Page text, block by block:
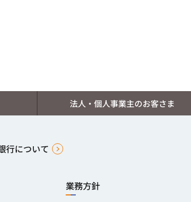
法人・個人事業主のお客さま
行について
業務方針